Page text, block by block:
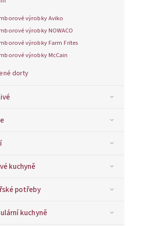
výrobky Aviko
výrobky NOWACO
výrobky Farm Frites
výrobky McCain
dorty
kuchyně
potřeby
kuchyně